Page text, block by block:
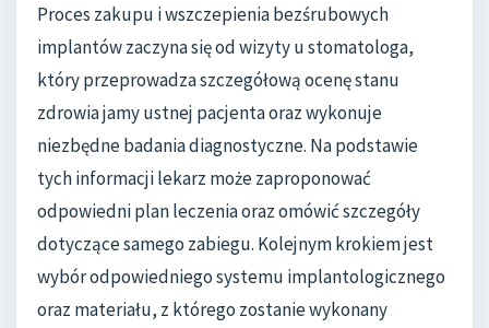
Proces zakupu i wszczepienia bezśrubowych
implantów zaczyna się od wizyty u stomatologa,
który przeprowadza szczegółową ocenę stanu
zdrowia jamy ustnej pacjenta oraz wykonuje
niezbędne badania diagnostyczne. Na podstawie
tych informacji lekarz może zaproponować
odpowiedni plan leczenia oraz omówić szczegóły
dotyczące samego zabiegu. Kolejnym krokiem jest
wybór odpowiedniego systemu implantologicznego
oraz materiału, z którego zostanie wykonany